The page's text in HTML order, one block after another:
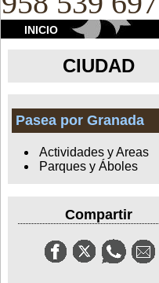
INICIO
CIUDAD
Pasea por Granada
Actividades y Areas
Parques y Áboles
Compartir